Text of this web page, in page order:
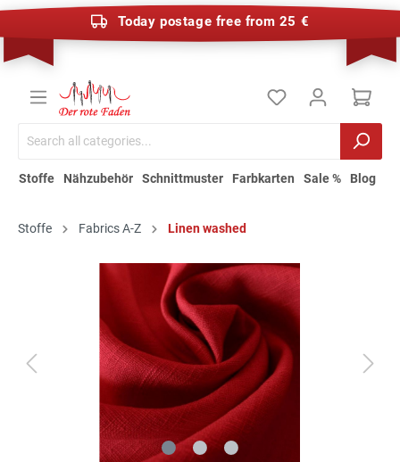
Today postage free from 25 €
Stoffe Nähzubehör Schnittmuster Farbkarten Sale % Blog
Stoffe Fabrics A-Z Linen washed